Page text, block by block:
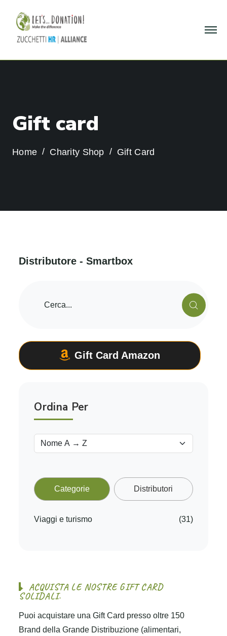
Gift card
Home Charity Shop Gift Card
Distri butore - Smartbox
ACQUISTA LE NOSTRE GIFT CARD
SOLIDALI.
Puoi acquistare una Gift Card presso oltre 150
Brand della Grande Distribuzione (alimentari,
Gift Card Amazon
Ordina Per
Categorie Distributori
Viaggi e turismo (31)